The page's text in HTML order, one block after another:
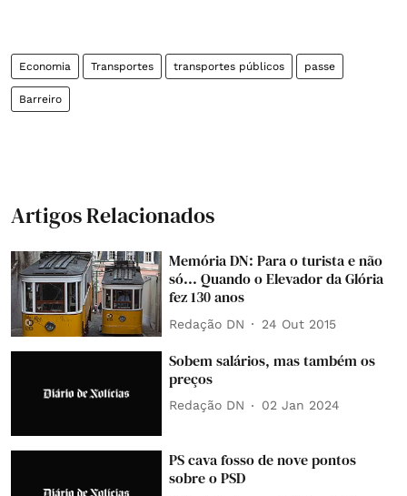
Economia Transportes transportes públicos passe
Barreiro
Artigos Relacionados
Memória DN: Para o turista e não
só... Quando o Elevador da Glória
fez 130 anos
Redação DN 24 Out 2015
Sobem salários, mas também os
preços
Redação DN 02 Jan 2024
PS cava fosso de nove pontos
sobre o PSD